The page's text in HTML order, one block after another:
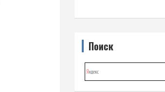
Поиск